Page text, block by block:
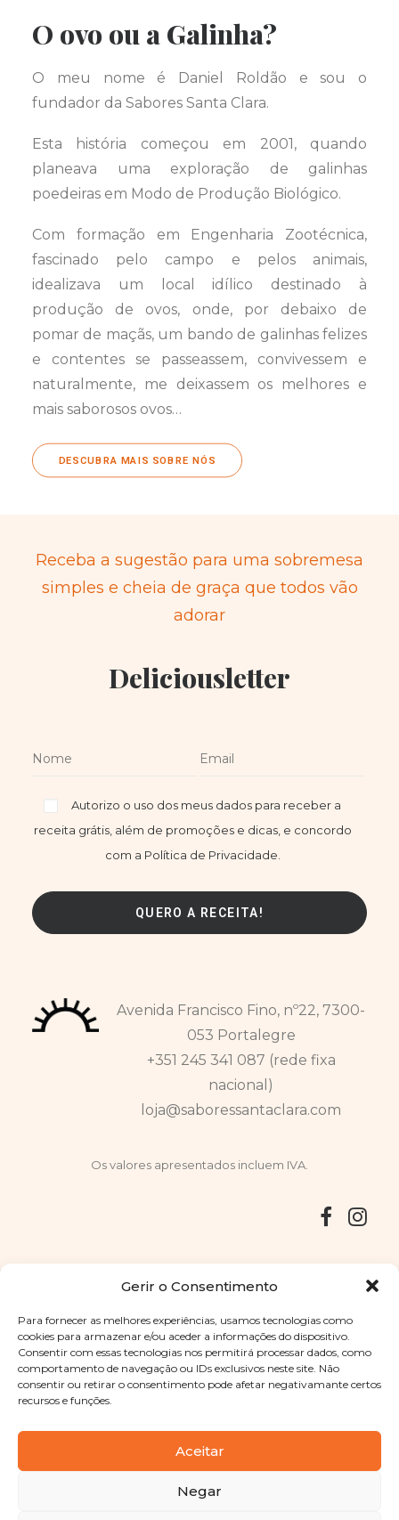
Gerir o Consentimento
Para fornecer as melhores experiências, usamos tecnologias como
cookies para armazenar e/ou aceder a informações do dispositivo.
Consentir com essas tecnologias nos permitirá processar dados, como
comportamento de navegação ou IDs exclusivos neste site. Não
consentir ou retirar o consentimento pode afetar negativamante certos
recursos e funções.
Aceitar
Negar
O ovo ou a Galinha?
O meu nome é Daniel Roldão e sou o
fundador da Sabores Santa Clara.
Esta história começou em 2001, quando
planeava uma exploração de galinhas
poedeiras em Modo de Produção Biológico.
Com formação em Engenharia Zootécnica,
fascinado pelo campo e pelos animais,
idealizava um local idílico destinado à
produção de ovos, onde, por debaixo de
pomar de maçãs, um bando de galinhas felizes
e contentes se passeassem, convivessem e
naturalmente, me deixassem os melhores e
mais saborosos ovos…
DESCUBRA MAIS SOBRE NÓS
Receba a sugestão para uma sobremesa
simples e cheia de graça que todos vão
adorar
Deliciousletter
Autorizo o uso dos meus dados para receber a
receita grátis, além de promoções e dicas, e concordo
com a Política de Privacidade.
Avenida Francisco Fino, nº22, 7300-
053 Portalegre
+351 245 341 087 (rede fixa
nacional)
loja@saboressantaclara.com
Os valores apresentados incluem IVA.
Copyright © 2025 Sabores Santa Clara
. Todos os direitos
reservadosPolítica de Privacidade |Termos e condições
Designed byShift Your Branding Agency